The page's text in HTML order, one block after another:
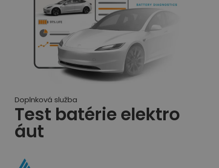
Doplnková služba
Test batérie elektro
áut